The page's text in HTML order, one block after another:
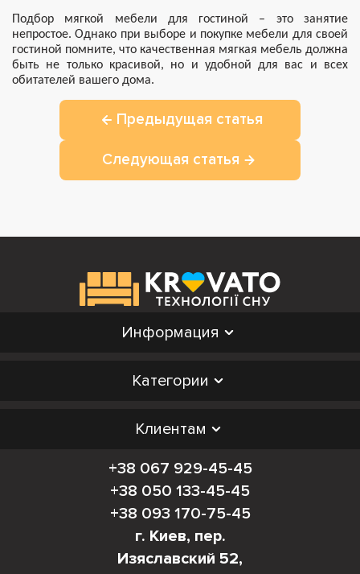
Подбор мягкой мебели для гостиной – это занятие
непростое. Однако при выборе и покупке мебели для своей
гостиной помните, что качественная мягкая мебель должна
быть не только красивой, но и удобной для вас и всех
обитателей вашего дома.
Предыдущая статья
Следующая статья
Информация
Категории
Клиентам
+38 067 929-45-45
+38 050 133-45-45
+38 093 170-75-45
г. Киев, пер.
Изяславский 52,